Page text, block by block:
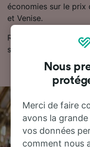
économies sur le prix
et Venise.
Retrouvez les
sur notre
Nous
Merci de faire
avons la
vos données
comment nous